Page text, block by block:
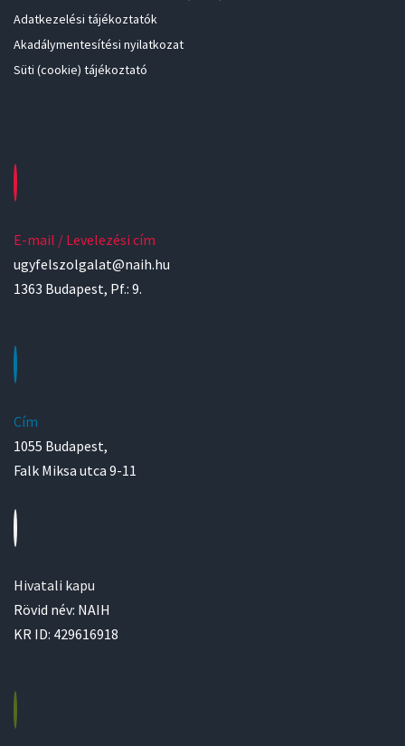
Adatkezelési tájékoztatók
Akadálymentesítési nyilatkozat
Süti (cookie) tájékoztató
E-mail / Levelezési cím
ugyfelszolgalat@naih.hu
1363 Budapest, Pf.: 9.
Cím
1055 Budapest,
Falk Miksa utca 9-11
Hivatali kapu
Rövid név: NAIH
KR ID: 429616918